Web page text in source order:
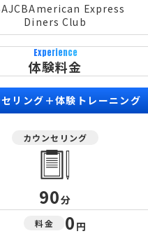
JCBAmerican Express
Diners Club
Experience
体験料金
リング＋体験トレーニング
カウンセリング
90分
料金 0 円